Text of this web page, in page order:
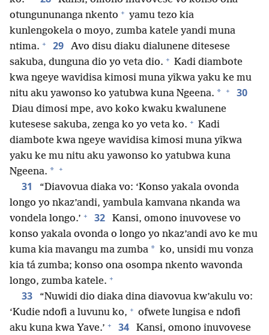
otungununanga nkento + yamu tezo kia
kunlengokela o moyo, zumba katele yandi muna
ntima. + 29
Avo disu diaku dialunene ditesese
sakuba, dunguna dio yo veta dio. + Kadi diambote
kwa ngeye wavidisa kimosi muna yîkwa yaku ke mu
nitu aku yawonso ko yatubwa kuna Ngeena. * + 30
Diau dimosi mpe, avo koko kwaku kwalunene
kutesese sakuba, zenga ko yo veta ko. + Kadi
diambote kwa ngeye wavidisa kimosi muna yîkwa
yaku ke mu nitu aku yawonso ko yatubwa kuna
Ngeena. * +
31
“Diavovua diaka vo: ‘Konso yakala ovonda
longo yo nkaz’andi, yambula kamvana nkanda wa
vondela longo.’ + 32
Kansi, omono inuvovese vo
konso yakala ovonda o longo yo nkaz’andi avo ke mu
kuma kia mavangu ma zumba * ko, unsidi mu vonza
kia tá zumba; konso ona osompa nkento wavonda
longo, zumba katele. +
33
“Nuwidi dio diaka dina diavovua kw’akulu vo:
‘Kudie ndofi a luvunu ko, + ofwete lungisa e ndofi
aku kuna kwa Yave.’ + 34
Kansi, omono inuvovese